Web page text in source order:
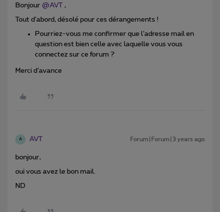
Bonjour @AVT ,
Tout d’abord, désolé pour ces dérangements !
Pourriez-vous me confirmer que l’adresse mail en
question est bien celle avec laquelle vous vous
connectez sur ce forum ?
Merci d’avance
A AVT Forum|Forum|3 years ago
bonjour,
oui vous avez le bon mail.
ND